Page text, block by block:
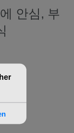
안심, 부